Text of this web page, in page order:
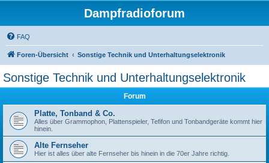
Dampfradioforum
FAQ
Foren-Übersicht Sonstige Technik und Unterhaltungselektronik
Sonstige Technik und Unterhaltungselektronik
Forum
Platte, Tonband & Co.
Alles über Grammophon, Plattenspieler, Tefifon und Tonbandgeräte kommt hier
hinein.
Alte Fernseher
Hier ist alles über alte Fernseher bis hinein in die 70er Jahre richtig.